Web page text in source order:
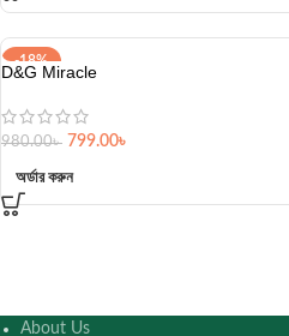
-18%
D&G Miracle
980.00৳ 799.00৳
অর্ডার করুন
About Us